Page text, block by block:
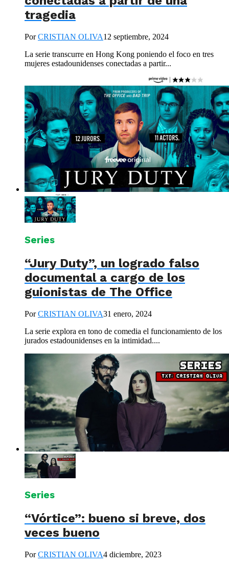
tragedia
PorCRISTIAN OLIVA12 septiembre, 2024
La serie transcurre en Hong Kong poniendo el foco en tres
mujeres estadounidenses conectadas a partir...
Series
“Jury Duty”, un logrado falso
documental a cargo de los
guionistas de The Office
PorCRISTIAN OLIVA31 enero, 2024
La serie explora en tono de comedia el funcionamiento de los
jurados estadounidenses en la intimidad....
Series
“Vórtice”: bueno si breve, dos
veces bueno
PorCRISTIAN OLIVA4 diciembre, 2023